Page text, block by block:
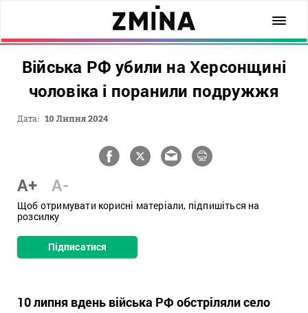
Війська РФ убили на Херсонщині
чоловіка і поранили подружжя
Дата: 10 Липня 2024
A+ A-
Щоб отримувати корисні матеріали, підпишіться на
розсилку
Підписатися
10 липня вдень війська РФ обстріляли село